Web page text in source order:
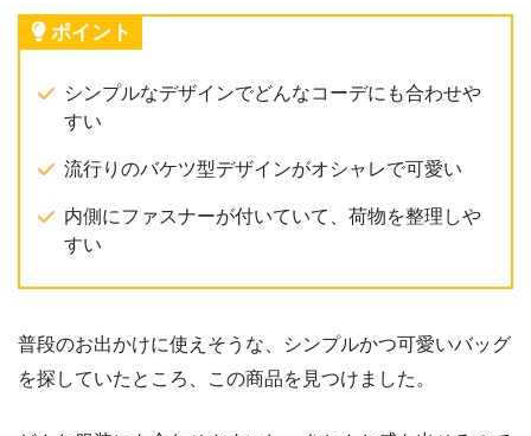
ポイント
シンプルなデザインでどんなコーデにも合わせや
すい
流行りのバケツ型デザインがオシャレで可愛い
内側にファスナーが付いていて、荷物を整理しや
すい
普段のお出かけに使えそうな、シンプルかつ可愛いバッグ
を探していたところ、この商品を見つけました。